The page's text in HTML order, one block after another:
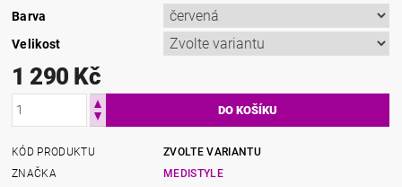
Barva
Velikost
1 290 Kč
KÓD PRODUKTU
ZVOLTE VARIANTU
ZNAČKA
MEDISTYLE